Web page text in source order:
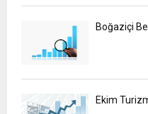
Boğaziçi
Ekim